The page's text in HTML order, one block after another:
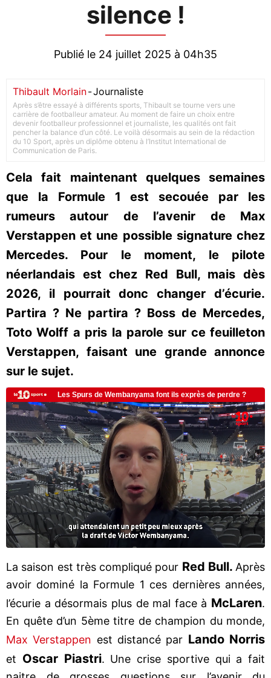
silence !
Publié le 24 juillet 2025 à 04h35
Thibault Morlain-Journaliste
Après s’être essayé à différents sports, Thibault se tourne vers une
carrière de footballeur amateur. Au moment de faire un choix entre
devenir footballeur professionnel et journaliste, les qualités ont fait
pencher la balance d’un côté. Le voilà désormais au sein de la rédaction
du 10 Sport, après un diplôme obtenu à l’Institut International de
Communication de Paris.
Cela fait maintenant quelques semaines
que la Formule 1 est secouée par les
rumeurs autour de l’avenir de Max
Verstappen et une possible signature chez
Mercedes. Pour le moment, le pilote
néerlandais est chez Red Bull, mais dès
2026, il pourrait donc changer d’écurie.
Partira ? Ne partira ? Boss de Mercedes,
Toto Wolff a pris la parole sur ce feuilleton
Verstappen, faisant une grande annonce
sur le sujet.
La saison est très compliqué pour Red Bull. Après
avoir dominé la Formule 1 ces dernières années,
l’écurie a désormais plus de mal face à McLaren.
En quête d’un 5ème titre de champion du monde,
Max Verstappen est distancé par Lando Norris
et Oscar Piastri. Une crise sportive qui a fait